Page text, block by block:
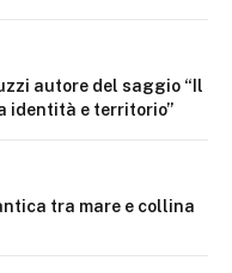
autore del saggio “Il
identità e territorio”
tra mare e collina